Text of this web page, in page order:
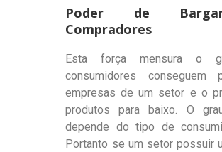
Poder de
Compradores
Esta força mensura o
consumidores conseguem
empresas de um setor e o
produtos para baixo. O
depende do tipo de
Portanto se um setor possuir